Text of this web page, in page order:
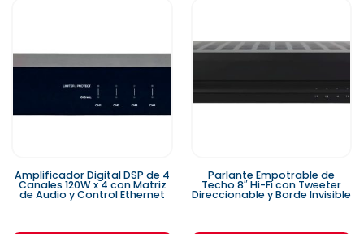
Amplificador Digital DSP de 4
Canales 120W x 4 con Matriz
de Audio y Control Ethernet
Parlante Empotrable de
Techo 8″ Hi-Fi con Tweeter
Direccionable y Borde Invisible